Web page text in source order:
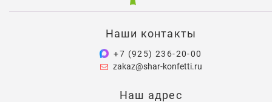
Наши контакты
+7 (925) 236-20-00
zakaz@shar-konfetti.ru
Наш адрес